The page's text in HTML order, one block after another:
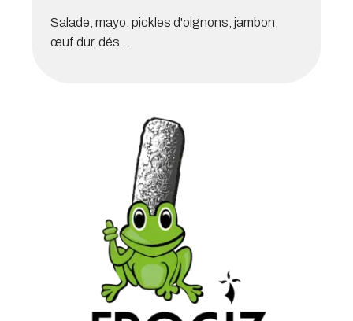
Salade, mayo, pickles d'oignons, jambon,
œuf dur, dés...